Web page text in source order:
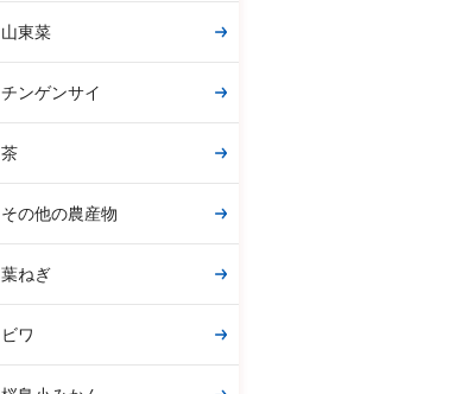
山東菜
チンゲンサイ
茶
その他の農産物
葉ねぎ
ビワ